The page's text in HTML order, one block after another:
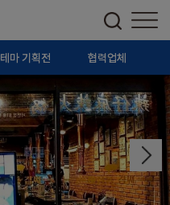
테마 기획전 협력업체